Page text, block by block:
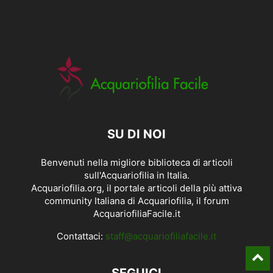
SU DI NOI
Benvenuti nella migliore biblioteca di articoli
sull'Acquariofilia in Italia.
Acquariofilia.org, il portale articoli della più attiva
community Italiana di Acquariofilia, il forum
AcquariofiliaFacile.it
Contattaci: staff@acquariofiliafacile.it